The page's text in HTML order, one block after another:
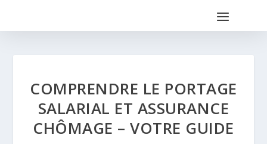
COMPRENDRE LE PORTAGE
SALARIAL ET ASSURANCE
CHÔMAGE – VOTRE GUIDE